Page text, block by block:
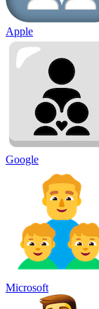
Apple
Google
Microsoft